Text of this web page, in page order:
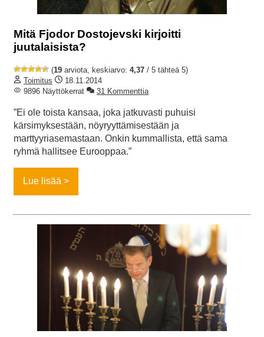
Mitä Fjodor Dostojevski kirjoitti
juutalaisista?
(19 arviota, keskiarvo: 4,37 / 5 tähteä 5)
Toimitus
18.11.2014
9896 Näyttökerrat
31 Kommenttia
”Ei ole toista kansaa, joka jatkuvasti puhuisi
kärsimyksestään, nöyryyttämisestään ja
marttyyriasemastaan. Onkin kummallista, että sama
ryhmä hallitsee Eurooppaa.”
Lue lisää